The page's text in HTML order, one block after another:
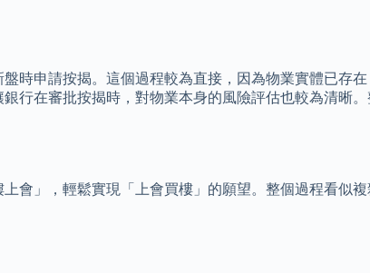
時申請按揭。這個過程較為直接，因為物業實體已存
行在審批按揭時，對物業本身的風險評估也較為清晰
會」，輕鬆實現「上會買樓」的願望。整個過程看似